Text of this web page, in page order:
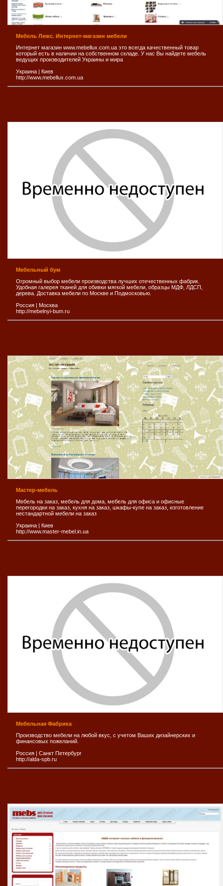
Мебель Люкс. Интернет-магазин мебели
Интернет магазин www.mebellux.com.ua это всегда качественный товар
который есть в наличии на собственном складе. У нас Вы найдете мебель
ведущих производителей Украины и мира
Украина | Киев
http://www.mebellux.com.ua
Мебельный бум
Огромный выбор мебели производства лучших отечественных фабрик.
Удобная галерея тканей для обивки мягкой мебели, образцы МДФ, ЛДСП,
дерева. Доставка мебели по Москве и Подмосковью.
Россия | Москва
http://mebelnyi-bum.ru
Мастер-мебель
Мебель на заказ, мебель для дома, мебель для офиса и офисные
перегородки на заказ, кухня на заказ, шкафы-купе на заказ, изготовление
нестандартной мебели на заказ
Украина | Киев
http://www.master-mebel.in.ua
Мебельная Фабрика
Производство мебели на любой вкус, с учетом Ваших дизайнерских и
финансовых пожеланий.
Россия | Санкт Петербург
http://alda-spb.ru